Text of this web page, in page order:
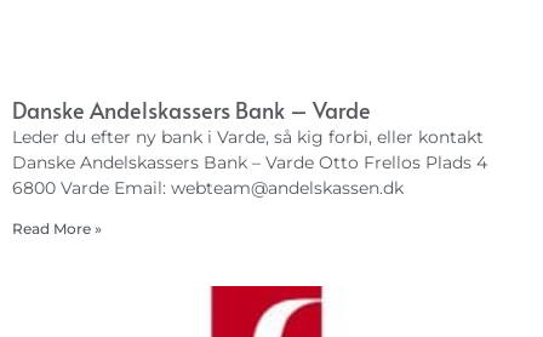
Danske Andelskassers Bank – Varde
Leder du efter ny bank i Varde, så kig forbi, eller kontakt
Danske Andelskassers Bank – Varde Otto Frellos Plads 4
6800 Varde Email: webteam@andelskassen.dk
Read More »